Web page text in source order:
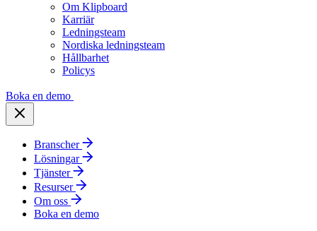
Om Klipboard
Karriär
Ledningsteam
Nordiska ledningsteam
Hållbarhet
Policys
Boka en demo
Branscher
Lösningar
Tjänster
Resurser
Om oss
Boka en demo